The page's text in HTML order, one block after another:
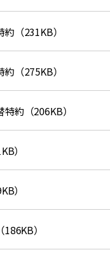
（231KB）
（275KB）
約（206KB）
）
）
）